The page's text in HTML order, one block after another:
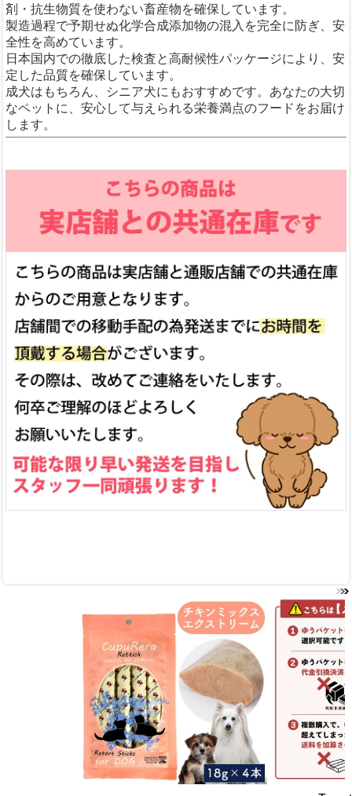
剤・抗生物質を使わない畜産物を確保しています。
製造過程で予期せぬ化学合成添加物の混入を完全に防ぎ、安
全性を高めています。
日本国内での徹底した検査と高耐候性パッケージにより、安
定した品質を確保しています。
成犬はもちろん、シニア犬にもおすすめです。あなたの大切
なペットに、安心して与えられる栄養満点のフードをお届け
します。